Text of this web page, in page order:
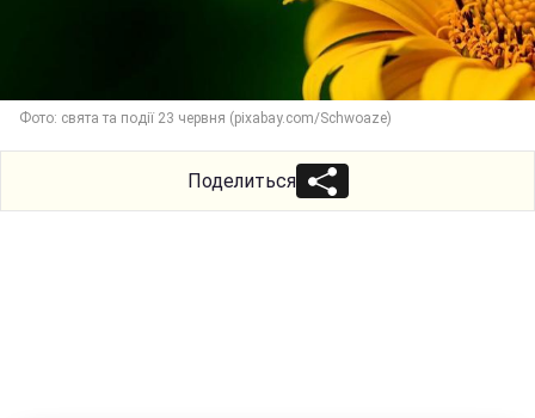
Фото: свята та події 23 червня (pixabay.com/Schwoaze)
Поделиться